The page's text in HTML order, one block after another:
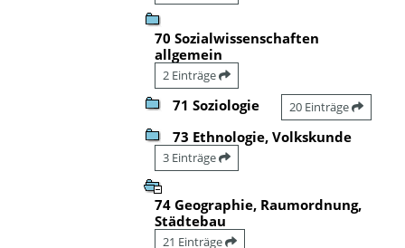
70 Sozialwissenschaften
allgemein
2 Einträge
71 Soziologie 20 Einträge
73 Ethnologie, Volkskunde
3 Einträge
74 Geographie, Raumordnung,
Städtebau
21 Einträge